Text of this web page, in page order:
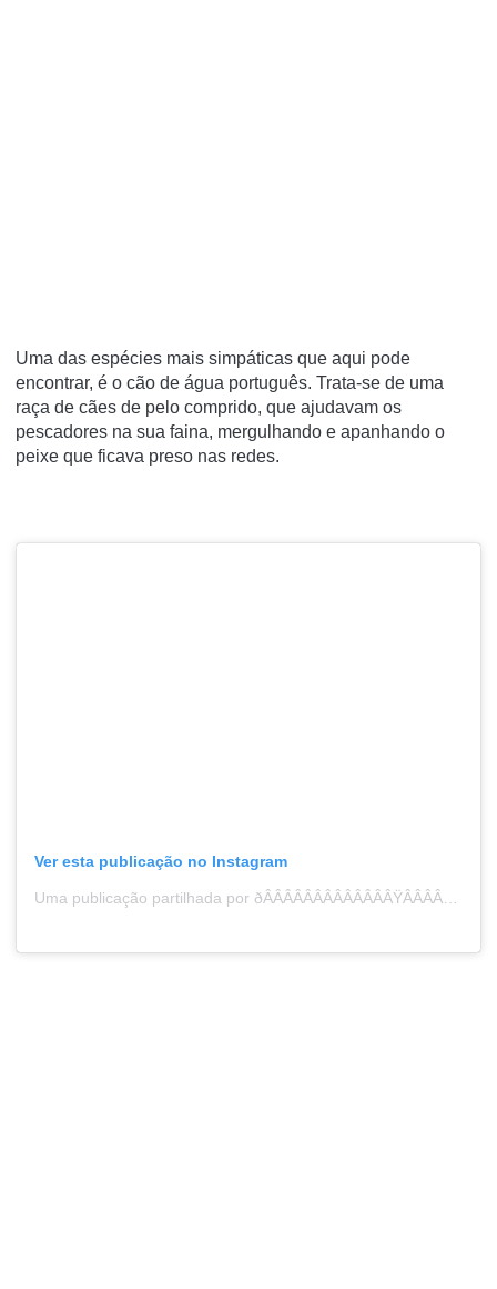
Uma das espécies mais simpáticas que aqui pode
encontrar, é o cão de água português. Trata-se de uma
raça de cães de pelo comprido, que ajudavam os
pescadores na sua faina, mergulhando e apanhando o
peixe que ficava preso nas redes.
Ver esta publicação no Instagram